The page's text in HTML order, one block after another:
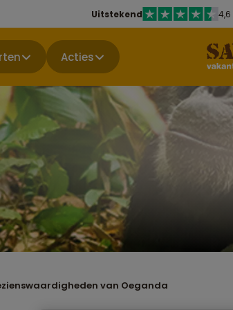
Uitstekend
Acties
van Oeganda